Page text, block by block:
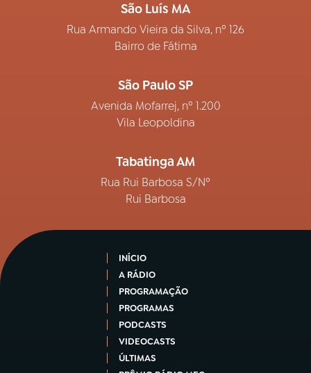
São Luís MA
Rua Armando Vieira da Silva, nº 126
Bairro de Fátima
São Paulo SP
Avenida Mofarrej, nº 1.200
Vila Leopoldina
Tabatinga AM
Rua Rui Barbosa S/Nº
Rui Barbosa
INÍCIO
A RÁDIO
PROGRAMAÇÃO
PROGRAMAS
PODCASTS
VIDEOCASTS
ÚLTIMAS